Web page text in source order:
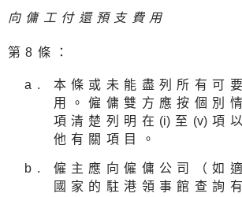
向傭工付還預支費用
第8條：
本條或未能盡列所有可
用。僱傭雙方應按個別
項清楚列明在 (i)至 (v)項
他有關項目。
僱主應向僱傭公司（如
國家的駐港領事館查詢